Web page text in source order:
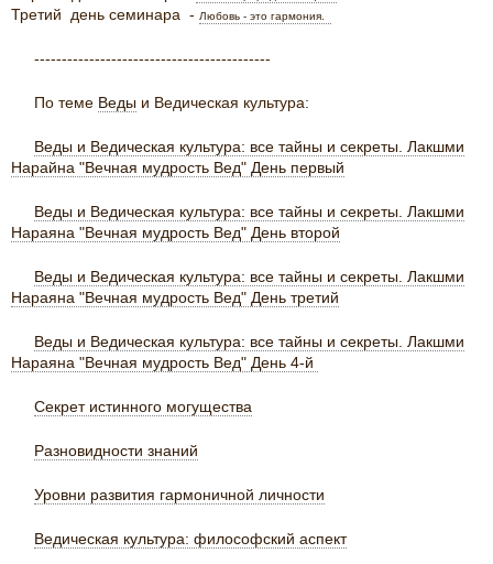
Третий день семинара - Любовь - это гармония.
-------------------------------------------
По теме Веды и Ведическая культура:
Веды и Ведическая культура: все тайны и секреты. Лакшми
Нарайна "Вечная мудрость Вед" День первый
Веды и Ведическая культура: все тайны и секреты. Лакшми
Нараяна "Вечная мудрость Вед" День второй
Веды и Ведическая культура: все тайны и секреты. Лакшми
Нараяна "Вечная мудрость Вед" День третий
Веды и Ведическая культура: все тайны и секреты. Лакшми
Нараяна "Вечная мудрость Вед" День 4-й
Секрет истинного могущества
Разновидности знаний
Уровни развития гармоничной личности
Ведическая культура: философский аспект